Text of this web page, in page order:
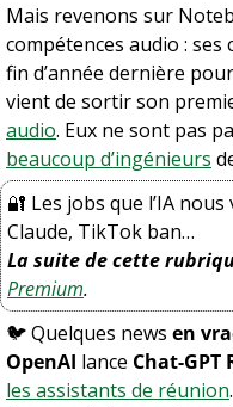
Mais revenons sur
compétences audio :
fin d’année dernière
vient de sortir son
audio. Eux ne sont pas
beaucoup d’ingénieurs
🔐 Les jobs que l’IA
Claude, TikTok ban…
La suite de cette
Premium.
🐦 Quelques news en
OpenAI lance Chat-GPT
les assistants de réunion.